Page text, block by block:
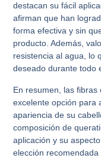
destacan su fácil
afirman que han
forma efectiva y sin
producto. Además,
resistencia al agua, lo
deseado durante todo
En resumen, las
excelente opción para
apariencia de su
composición de
aplicación y su
elección recomendada